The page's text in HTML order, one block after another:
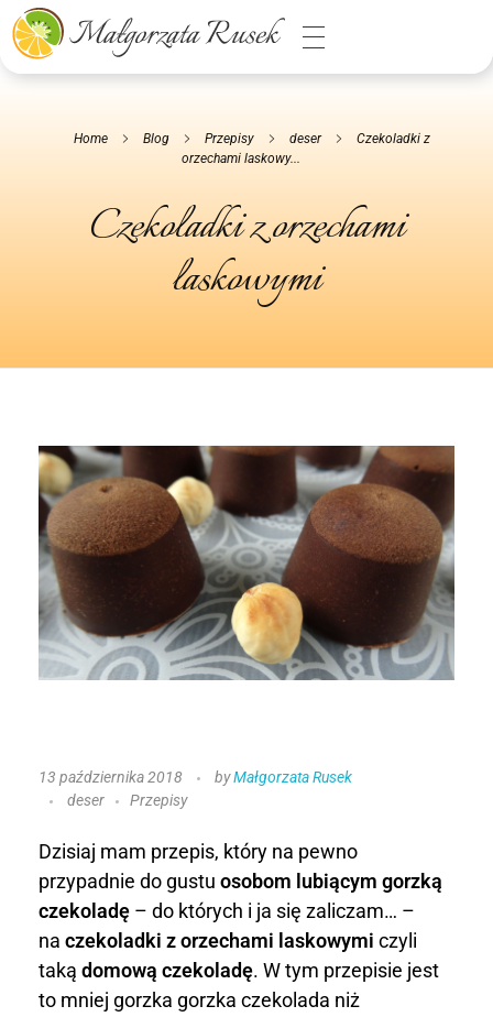
Małgorzata Rusek - dietetyk z pasją
Dietetyka kliniczna & Psychodietetyka
Home Blog Przepisy deser
Czekoladki z
orzechami laskowy...
Czekoladki z orzechami
laskowymi
C
e
k
o
l
13 października 2018 byMałgorzata Rusek
deser
Przepisy
Dzisiaj mam przepis, który na pewno
przypadnie do gustu osobom lubiącym gorzką
czekoladę – do których i ja się zaliczam… –
na czekoladki z orzechami laskowymi czyli
taką domową czekoladę. W tym przepisie jest
to mniej gorzka gorzka czekolada niż